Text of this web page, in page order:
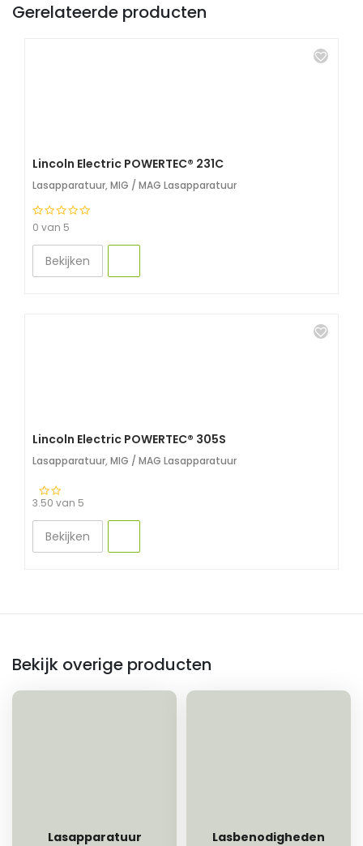
Gerelateerde producten
Lincoln Electric POWERTEC® 231C
Lasapparatuur, MIG / MAG Lasapparatuur
0 van 5
Bekijken
Lincoln Electric POWERTEC® 305S
Lasapparatuur, MIG / MAG Lasapparatuur
3.50 van 5
Bekijken
Bekijk overige producten
Lasapparatuur Lasbenodigheden